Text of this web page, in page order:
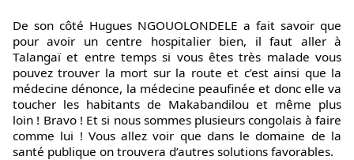
De son côté Hugues NGOUOLONDELE a fait savoir que
pour avoir un centre hospitalier bien, il faut aller à
Talangaï et entre temps si vous êtes très malade vous
pouvez trouver la mort sur la route et c’est ainsi que la
médecine dénonce, la médecine peaufinée et donc elle va
toucher les habitants de Makabandilou et même plus
loin ! Bravo ! Et si nous sommes plusieurs congolais à faire
comme lui ! Vous allez voir que dans le domaine de la
santé publique on trouvera d’autres solutions favorables.